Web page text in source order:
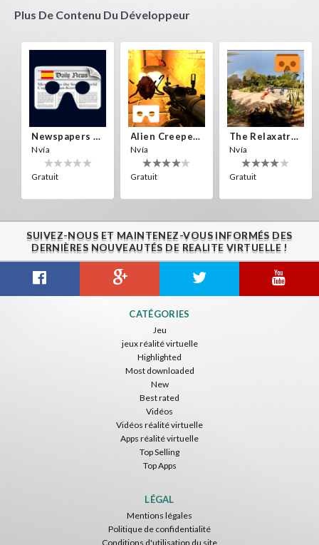
Plus De Contenu Du Développeur
Newspapers Spain VR
Nvía
Gratuit
Alien Creepers VR
Nvía
Gratuit
The Relaxatron
Nvía
Gratuit
Nvía
Gratuit
SUIVEZ-NOUS ET MAINTENEZ-VOUS INFORMÉS DES
DERNIÈRES NOUVEAUTÉS DE REALITE VIRTUELLE !
CATÉGORIES
Jeu
jeux réalité virtuelle
Highlighted
Most downloaded
New
Best rated
Vidéos
Vidéos réalité virtuelle
Apps réalité virtuelle
Top Selling
Top Apps
LÉGAL
Mentions légales
Politique de confidentialité
Conditions d'utilisation du site